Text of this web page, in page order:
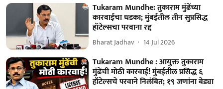
Tukaram Mundhe: तुकाराम मुंढेंच्या
कारवाईचा धडका; मुंबईतील तीन सुप्रसिद्ध
हॉटेल्सचा परवाना रद्द
Bharat Jadhav 14 Jul 2026
Tukaram Mundhe : आयुक्त तुकाराम
मुंढेंची मोठी कारवाई! मुंबईतील प्रसिद्ध ६
हॉटेल्सचे परवाने निलंबित; १९ जणांना बेड्या